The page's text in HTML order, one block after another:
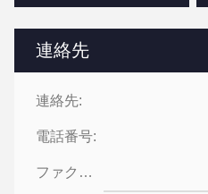
連絡先
連絡先:
電話番号:
ファクシミリ: